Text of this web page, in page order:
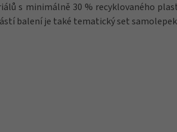
s minimálně 30 % recyklovaného
balení je také tematický set